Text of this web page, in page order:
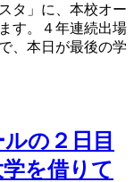
タ」に、本校オー
す。４年連続出場
、本日が最後の学
の２日目
を借りて